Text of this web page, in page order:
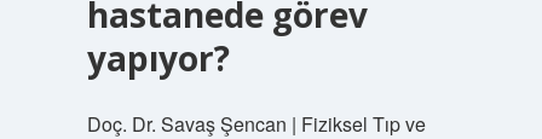
hastanede görev
yapıyor?
Doç. Dr. Savaş Şencan | Fiziksel Tıp ve